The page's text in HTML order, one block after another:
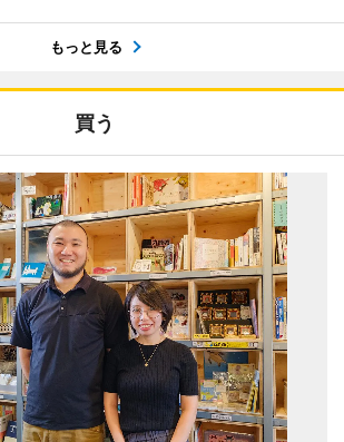
もっと見る
買う